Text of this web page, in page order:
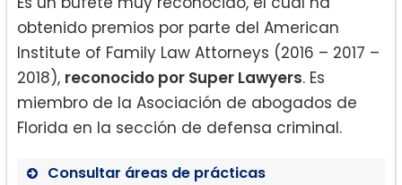
obtenido premios por parte del American
Institute of Family Law Attorneys (2016 – 2017 –
2018), reconocido por Super Lawyers. Es
miembro de la Asociación de abogados de
Florida en la sección de defensa criminal.
Consultar áreas de prácticas